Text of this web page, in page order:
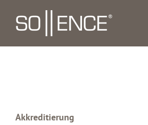
Inhalt
springen
Akkreditierung